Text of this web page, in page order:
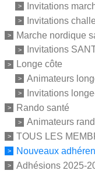
Invitations
Invitations
Marche nordique
Invitations
Longe côte
Animateurs
Invitations
Rando santé
Animateurs
TOUS LES
Nouveaux
Adhésions 2025-